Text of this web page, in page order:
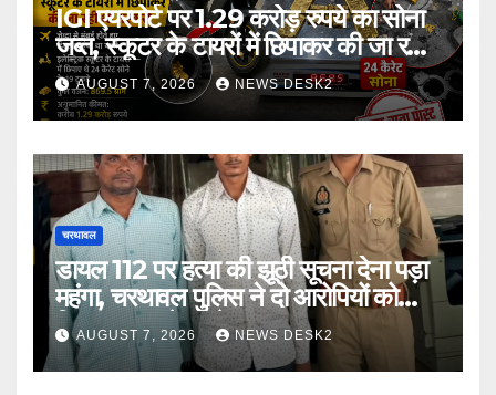
IGI एयरपोर्ट पर 1.29 करोड़ रुपये का सोना
जब्त, स्कूटर के टायरों में छिपाकर की जा रही
थी तस्करी
AUGUST 7, 2026 NEWS DESK2
चरथावल
डायल 112 पर हत्या की झूठी सूचना देना पड़ा
महंगा, चरथावल पुलिस ने दो आरोपियों को
गिरफ्तार कर भेजा जेल
AUGUST 7, 2026 NEWS DESK2